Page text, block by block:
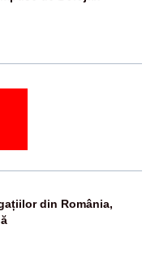
din România,